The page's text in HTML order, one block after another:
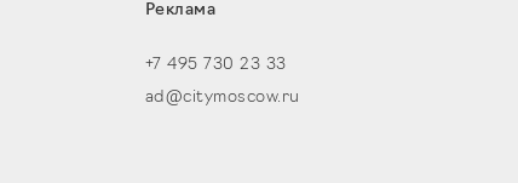
Реклама
+7 495 730 23 33
ad@citymoscow.ru